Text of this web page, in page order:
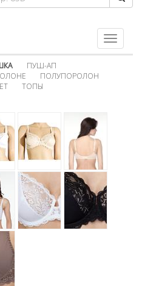
Toggle
navigation
ПУШ-АП
ПОЛУПОРОЛОН
ТОПЫ